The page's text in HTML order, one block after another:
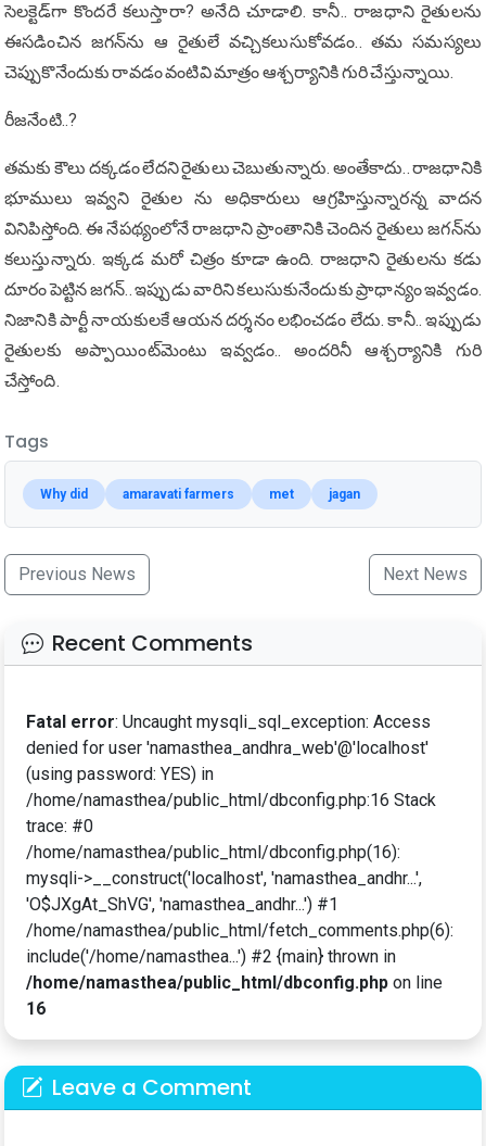
సెల‌క్టెడ్‌గా కొంద‌రే క‌లుస్తారా? అనేది చూడాలి. కానీ.. రాజ‌ధాని రైతుల‌ను
ఈస‌డించిన జ‌గ‌న్‌ను ఆ రైతులే వ‌చ్చిక‌లుసుకోవ‌డం.. తమ స‌మ‌స్య‌లు
చెప్పుకొనేందుకు రావ‌డం వంటివి మాత్రం ఆశ్చ‌ర్యానికి గురి చేస్తున్నాయి.
రీజ‌నేంటి..?
త‌మ‌కు కౌలు ద‌క్క‌డం లేద‌ని రైతులు చెబుతున్నారు. అంతేకాదు.. రాజ‌ధానికి
భూములు ఇవ్వ‌ని రైతుల ను అధికారులు ఆగ్ర‌హిస్తున్నార‌న్న వాద‌న
వినిపిస్తోంది. ఈ నేప‌థ్యంలోనే రాజ‌ధాని ప్రాంతానికి చెందిన రైతులు జ‌గ‌న్‌ను
క‌లుస్తున్నారు. ఇక్క‌డ మ‌రో చిత్రం కూడా ఉంది. రాజ‌ధాని రైతుల‌ను క‌డు
దూరం పెట్టిన జ‌గ‌న్‌.. ఇప్పుడు వారిని క‌లుసుకునేందుకు ప్రాధాన్యం ఇవ్వ‌డం.
నిజానికి పార్టీ నాయ‌కుల‌కే ఆయ‌న ద‌ర్శనం ల‌భించ‌డం లేదు. కానీ.. ఇప్పుడు
రైతుల‌కు అప్పాయింట్‌మెంటు ఇవ్వ‌డం.. అంద‌రినీ ఆశ్చ‌ర్యానికి గురి
చేస్తోంది.
Tags
Why did amaravati farmers met jagan
Previous News Next News
Recent Comments
Fatal error: Uncaught mysqli_sql_exception: Access
denied for user 'namasthea_andhra_web'@'localhost'
(using password: YES) in
/home/namasthea/public_html/dbconfig.php:16 Stack
trace: #0
/home/namasthea/public_html/dbconfig.php(16):
mysqli->__construct('localhost', 'namasthea_andhr...',
'O$JXgAt_ShVG', 'namasthea_andhr...') #1
/home/namasthea/public_html/fetch_comments.php(6):
include('/home/namasthea...') #2 {main} thrown in
/home/namasthea/public_html/dbconfig.php on line
16
Leave a Comment